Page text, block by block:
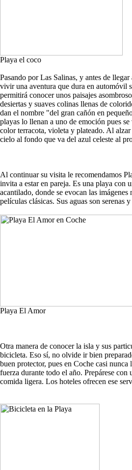
Playa el coco
Pasando por Las Salinas, y antes de
vivir una aventura que dura en automóvil
permitirá conocer unos paisajes
desiertas y suaves colinas llenas de
dan el nombre "del gran cañón en
playas lo llenan a uno de emoción pues
color terracota, violeta y plateado. Al
cielo al fondo que va del azul celeste al
Al continuar su visita le recomendamos
invita a estar en pareja. Es una playa con
acantilado, donde se evocan las imágenes
películas clásicas. Sus aguas son serenas
Playa El Amor
Otra manera de conocer la isla y sus
bicicleta. Eso sí, no olvide ir bien
buen protector, pues en Coche casi
fuerza durante todo el año. Prepárese con
comida ligera. Los hoteles ofrecen ese